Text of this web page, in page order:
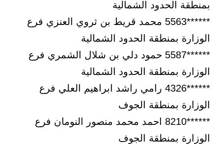
بمنطقة الحدود الشمالية
******5563 محمد قريط بن ثروي العنزي فرع
الوزارة بمنطقة الحدود الشمالية
******5587 حمود دلي بن شلال الشمري فرع
الوزارة بمنطقة الحدود الشمالية
******4326 رامي راشد ابراهيم العلي فرع
الوزارة بمنطقة الجوف
******8210 احمد محمد منصور النومان فرع
الوزارة بمنطقة الجوف